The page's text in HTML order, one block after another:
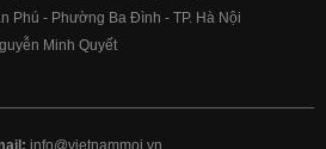
Phú - Phường Ba Đình - TP. Hà Nội
Minh Quyết
info@vietnammoi.vn